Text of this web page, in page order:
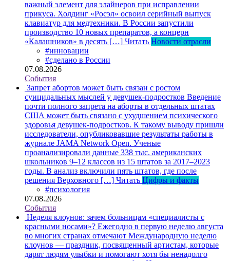
важный элемент для элайнеров при исправлении
прикуса. Холдинг «Росэл» освоил серийный выпуск
клавиатур для медтехники. В России запустили
производство 10 новых препаратов, а концерн
«Калашников» в десять […] Читать Новости отрасли
#инновации
#сделано в России
07.08.2026
События
Запрет абортов может быть связан с ростом
суицидальных мыслей у девушек-подростков Введение
почти полного запрета на аборты в отдельных штатах
США может быть связано с ухудшением психического
здоровья девушек-подростков. К такому выводу пришли
исследователи, опубликовавшие результаты работы в
журнале JAMA Network Open. Ученые
проанализировали данные 338 тыс. американских
школьников 9–12 классов из 15 штатов за 2017–2023
годы. В анализ включили пять штатов, где после
решения Верховного […] Читать Цифры и факты
#психология
07.08.2026
События
Неделя клоунов: зачем больницам «специалисты с
красными носами»? Ежегодно в первую неделю августа
во многих странах отмечают Международную неделю
клоунов — праздник, посвященный артистам, которые
дарят людям улыбки и помогают хотя бы ненадолго